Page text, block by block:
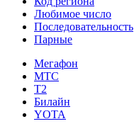
Любимое число
Последовательность
Парные
Мегафон
МТС
Т2
Билайн
YOTA